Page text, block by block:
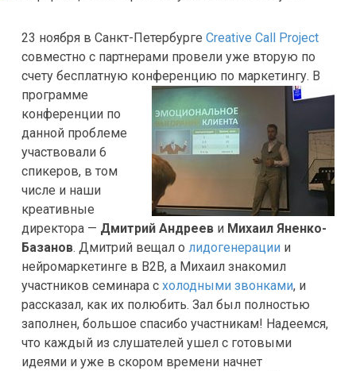
23 ноября в Санкт-Петербурге Creative Call Project
совместно с партнерами провели уже вторую по
счету бесплатную конференцию по маркетингу. В
программе
конференции по
данной проблеме
участвовали 6
спикеров, в том
числе и наши
креативные
директора — Дмитрий Андрееви Михаил Яненко-
Базанов. Дмитрий вещал о лидогенерациии
нейромаркетинге в B2B, а Михаил знакомил
участников семинара с холодными звонками, и
рассказал, как их полюбить. Зал был полностью
заполнен, большое спасибо участникам! Надеемся,
что каждый из слушателей ушел с готовыми
идеями и уже в скором времени начнет